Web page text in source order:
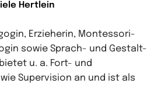
Hertlein
Erzieherin, Montessori-
sowie Sprach- und Gestalt-
u. a. Fort- und
Supervision an und ist als